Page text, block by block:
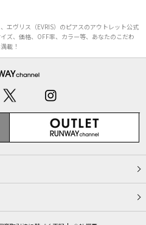
エヴリス（EVRIS）のピアスのアウトレット公式
ズ、価格、OFF率、カラー等、あなたのこだわ
載！